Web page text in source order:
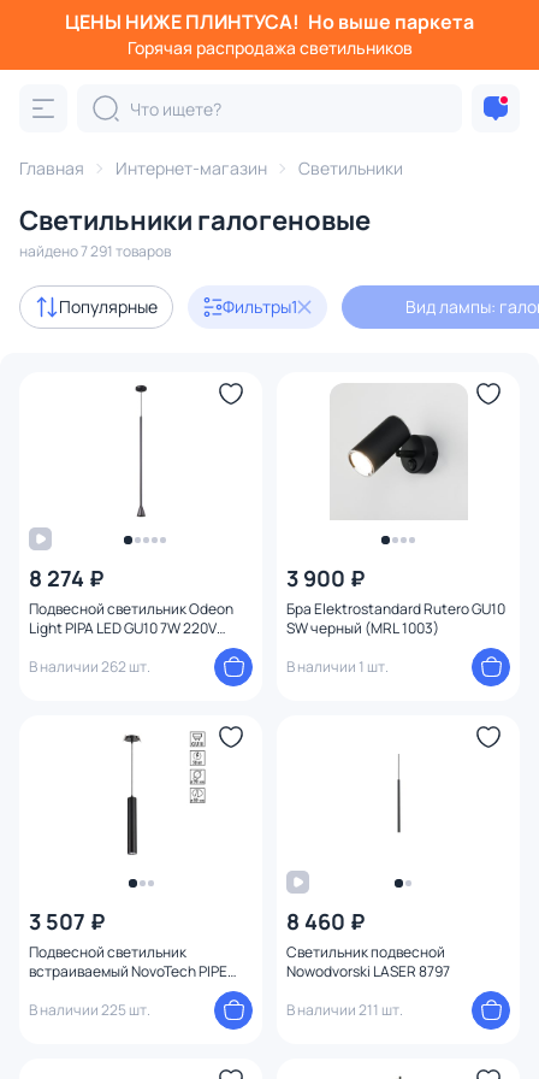
ЦЕНЫ НИЖЕ ПЛИНТУСА! Но выше паркета
Горячая распродажа светильников
Главная Интернет-магазин Светильники
Светильники галогеновые
найдено 7 291 товаров
Популярные Фильтры1 Вид лампы:
8 274 ₽
Подвесной светильник Odeon
Light PIPA LED GU10 7W 220V
В наличии 262 шт.
3 900 ₽
Бра Elektrostandard Rutero GU10
SW черный (MRL 1003)
В наличии 1 шт.
3 507 ₽
Подвесной светильник
встраиваемый NovoTech PIPE
В наличии 225 шт.
8 460 ₽
Светильник подвесной
Nowodvorski LASER 8797
В наличии 211 шт.
Фильтры
Категория:
Люстры Подвесные светильники
Акции 535
Бренд
Цвет
Стиль
Тип помещения
Форма
Форма плафона